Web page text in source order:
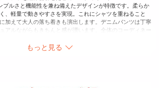
プルさと機能性を兼ね備えたデザインが特徴です。柔らか
、軽量で動きやすさを実現。これにシャツを重ねること
加えて大人の落ち着きも演出します。デニムパンツは丁寧
アルながらもきちんと感が漂います。全体のコーディネー
にロールアップを施し、軽快さを加えたスタイルにするこ
もっと見る